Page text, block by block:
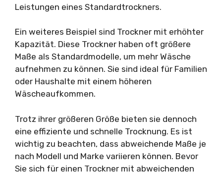
Leistungen eines Standardtrockners.
Ein weiteres Beispiel sind Trockner mit erhöhter
Kapazität. Diese Trockner haben oft größere
Maße als Standardmodelle, um mehr Wäsche
aufnehmen zu können. Sie sind ideal für Familien
oder Haushalte mit einem höheren
Wäscheaufkommen.
Trotz ihrer größeren Größe bieten sie dennoch
eine effiziente und schnelle Trocknung. Es ist
wichtig zu beachten, dass abweichende Maße je
nach Modell und Marke variieren können. Bevor
Sie sich für einen Trockner mit abweichenden